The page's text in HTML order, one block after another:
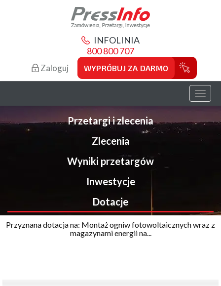
INFOLINIA
800 800 707
Zaloguj WYPRÓBUJ ZA DARMO
Toggle
Przetargi i zlecenia
Zlecenia
Wyniki przetargów
Inwestycje
Dotacje
Przyznana dotacja na: Montaż ogniw fotowoltaicznych wraz z
magazynami energii na...